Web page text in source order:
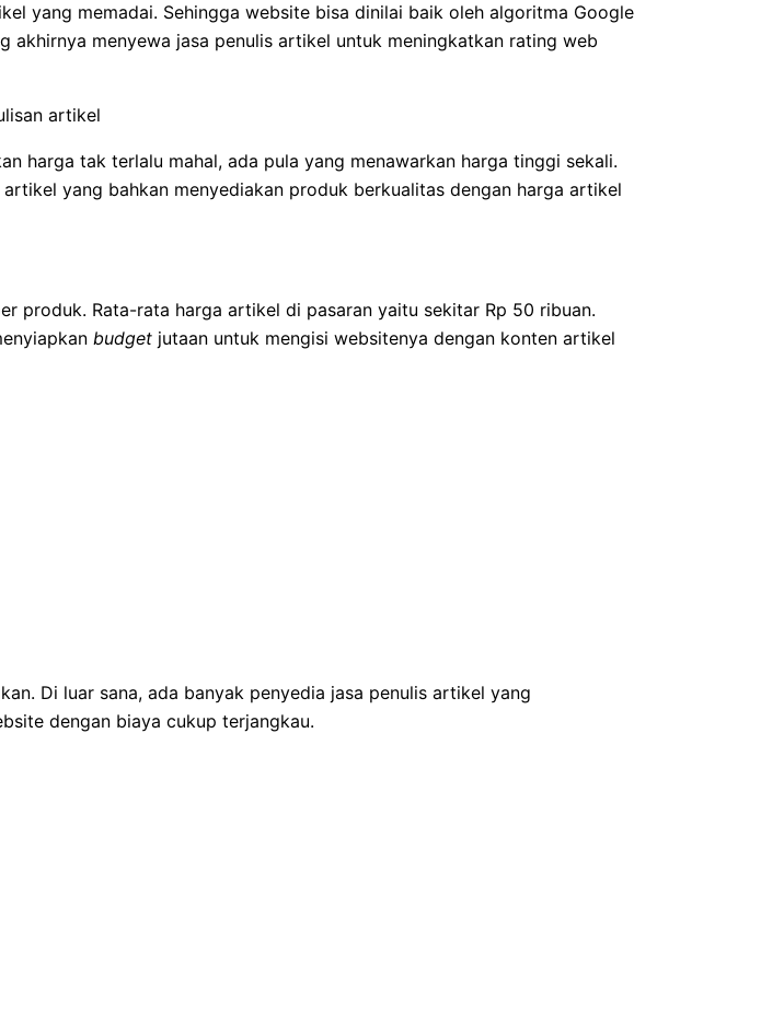
yang memadai. Sehingga website bisa dinilai baik oleh algoritma Google
akhirnya menyewa jasa penulis artikel untuk meningkatkan rating web
harga tak terlalu mahal, ada pula yang menawarkan harga tinggi sekali.
yang bahkan menyediakan produk berkualitas dengan harga artikel
produk. Rata-rata harga artikel di pasaran yaitu sekitar Rp 50 ribuan.
budget jutaan untuk mengisi websitenya dengan konten artikel
Di luar sana, ada banyak penyedia jasa penulis artikel yang
dengan biaya cukup terjangkau.